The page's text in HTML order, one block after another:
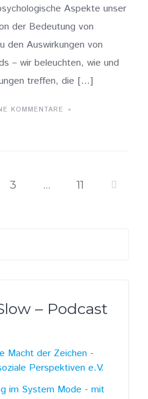
Aspekte unser
der Bedeutung von
den Auswirkungen von
– wir beleuchten, wie und
treffen, die […]
KOMMENTARE
3 … 11
– Podcast
Macht der Zeichen -
Perspektiven e.V.
im System Mode - mit